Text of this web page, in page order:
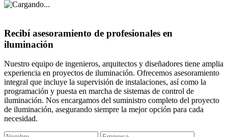
Recibí asesoramiento de profesionales en
iluminación
Nuestro equipo de ingenieros, arquitectos y diseñadores tiene amplia
experiencia en proyectos de iluminación. Ofrecemos asesoramiento
integral que incluye la supervisión de instalaciones, así como la
programación y puesta en marcha de sistemas de control de
iluminación. Nos encargamos del suministro completo del proyecto
de iluminación, asegurando siempre la mejor opción para cada
necesidad.